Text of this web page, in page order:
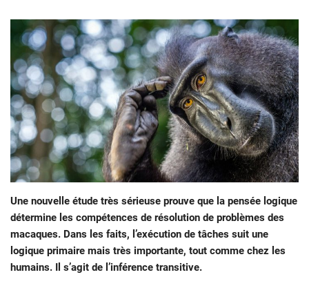
Une nouvelle étude très sérieuse prouve que la pensée logique
détermine les compétences de résolution de problèmes des
macaques. Dans les faits, l’exécution de tâches suit une
logique primaire mais très importante, tout comme chez les
humains. Il s’agit de l’inférence transitive.